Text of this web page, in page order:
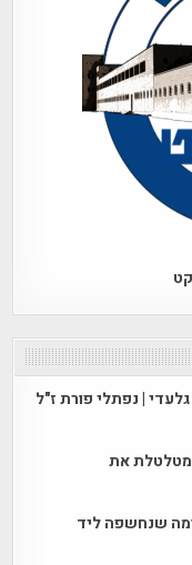
| נפתלי פורת ז"ל
מטלטלת את
שנחשפה ליד